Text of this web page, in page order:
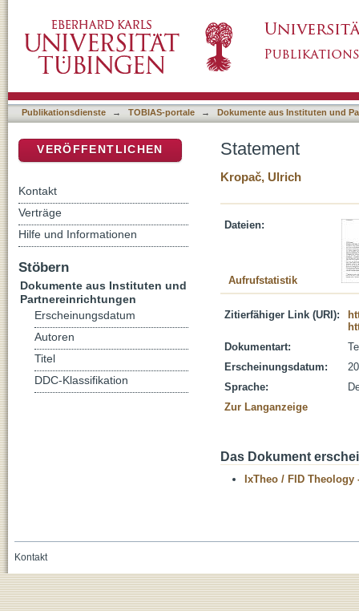
Publikationsdienste → TOBIAS-portale → Dokumente aus Instituten und
Statement
Kropač, Ulrich
Dateien:
Aufrufstatistik
Zitierfähiger Link (URI):
Dokumentart:
Erscheinungsdatum:
Sprache:
Zur Langanzeige
Das Dokument
IxTheo / FID Theology
VERÖFFENTLICHEN
Kontakt
Verträge
Hilfe und Informationen
Stöbern
Dokumente aus Instituten und
Partnereinrichtungen
Erscheinungsdatum
Autoren
Titel
DDC-Klassifikation
Kontakt